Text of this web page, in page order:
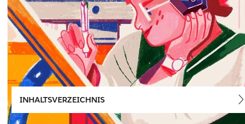
INHALTSVERZEICHNIS